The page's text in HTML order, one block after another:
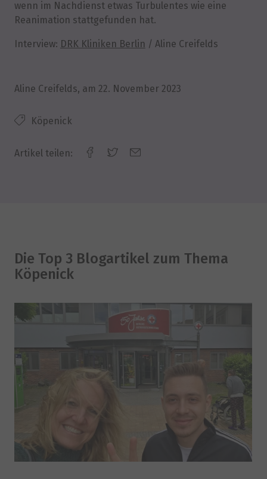
wenn im Nachdienst etwas Turbulentes wie eine
Reanimation stattgefunden hat.
Interview: DRK Kliniken Berlin / Aline Creifelds
Aline Creifelds, am 22. November 2023
Köpenick
Artikel teilen:
Die Top 3 Blogartikel zum Thema
Köpenick